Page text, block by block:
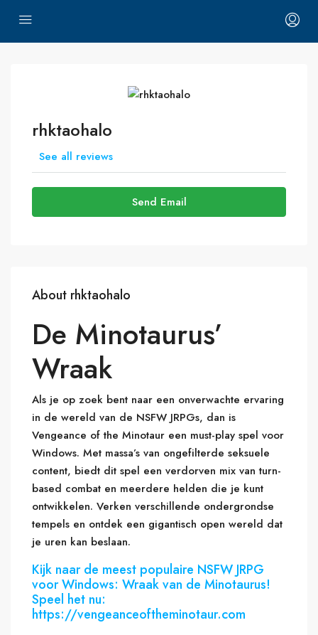
rhktaohalo
See all reviews
Send Email
About rhktaohalo
De Minotaurus’
Wraak
Als je op zoek bent naar een onverwachte ervaring
in de wereld van de NSFW JRPGs, dan is
Vengeance of the Minotaur een must-play spel voor
Windows. Met massa’s van ongefilterde seksuele
content, biedt dit spel een verdorven mix van turn-
based combat en meerdere helden die je kunt
ontwikkelen. Verken verschillende ondergrondse
tempels en ontdek een gigantisch open wereld dat
je uren kan beslaan.
Kijk naar de meest populaire NSFW JRPG
voor Windows: Wraak van de Minotaurus!
Speel het nu:
https://vengeanceoftheminotaur.com